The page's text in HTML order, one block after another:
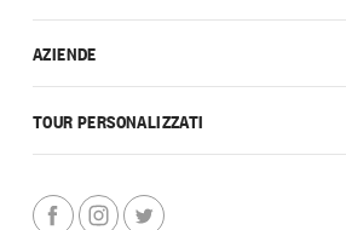
AZIENDE
TOUR PERSONALIZZATI